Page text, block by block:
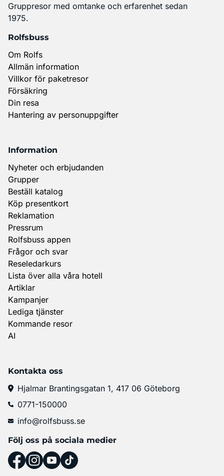
Gruppresor med omtanke och erfarenhet sedan
1975.
Rolfsbuss
Om Rolfs
Allmän information
Villkor för paketresor
Försäkring
Din resa
Hantering av personuppgifter
Information
Nyheter och erbjudanden
Grupper
Beställ katalog
Köp presentkort
Reklamation
Pressrum
Rolfsbuss appen
Frågor och svar
Reseledarkurs
Lista över alla våra hotell
Artiklar
Kampanjer
Lediga tjänster
Kommande resor
AI
Kontakta oss
Hjalmar Brantingsgatan 1, 417 06 Göteborg
0771-150000
info@rolfsbuss.se
Följ oss på sociala medier